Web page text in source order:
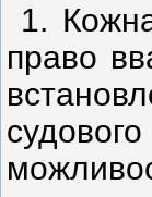
1.
право